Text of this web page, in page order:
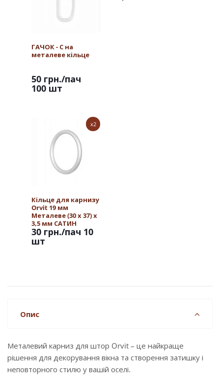
ГАЧОК - С на
металеве кільце
50 грн./пач
100 шт
x2
Кільце для карнизу
Orvit 19 мм
Металеве (30 х 37) х
3,5 мм САТИН
30 грн./пач 10
шт
Опис
Металевий карниз для штор Orvit – це найкраще
рішення для декорування вікна та створення затишку і
неповторного стилю у вашій оселі.